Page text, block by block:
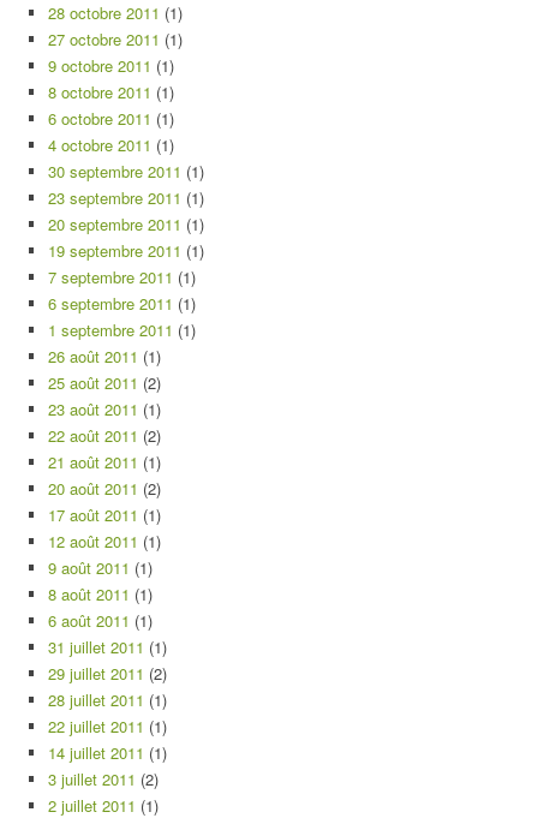
28 octobre 2011 (1)
27 octobre 2011 (1)
9 octobre 2011 (1)
8 octobre 2011 (1)
6 octobre 2011 (1)
4 octobre 2011 (1)
30 septembre 2011 (1)
23 septembre 2011 (1)
20 septembre 2011 (1)
19 septembre 2011 (1)
7 septembre 2011 (1)
6 septembre 2011 (1)
1 septembre 2011 (1)
26 août 2011 (1)
25 août 2011 (2)
23 août 2011 (1)
22 août 2011 (2)
21 août 2011 (1)
20 août 2011 (2)
17 août 2011 (1)
12 août 2011 (1)
9 août 2011 (1)
8 août 2011 (1)
6 août 2011 (1)
31 juillet 2011 (1)
29 juillet 2011 (2)
28 juillet 2011 (1)
22 juillet 2011 (1)
14 juillet 2011 (1)
3 juillet 2011 (2)
2 juillet 2011 (1)